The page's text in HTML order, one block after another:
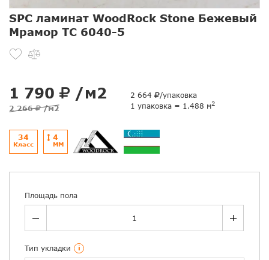
SPC ламинат WoodRock Stone Бежевый
Мрамор TC 6040-5
1 790 /м2
2 266 /м2
2 664
/упаковка
1 упаковка = 1.488 м2
34
Класс
4
ММ
Площадь пола
Тип укладки i